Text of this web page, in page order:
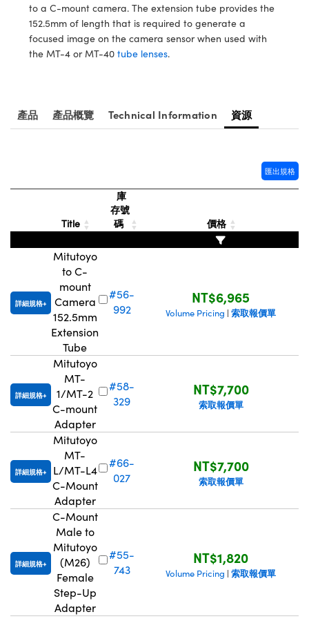
and Couplers | 中繼鏡或耦合鏡
Direct Microscopes | 袖珍顯微鏡
| 模擬相機
Labs™
Components | SCHOTT 光
(UFI)
to a C-mount camera. The extension tube provides the
152.5mm of length that is required to generate a
focused image on the camera sensor when used with
the MT-4 or MT-40 tube lenses.
產品 產品概覽 Technical Information 資源
匯出規格
Title
庫
存號
碼
價格
詳細規格
Mitutoyo
to C-
mount
Camera
152.5mm
Extension
Tube
#56-
992
NT$6,965
Volume Pricing | 索取報價單
詳細規格
Mitutoyo
MT-
1/MT-2
C-mount
Adapter
#58-
329
NT$7,700
索取報價單
詳細規格
Mitutoyo
MT-
L/MT-L4
C-Mount
Adapter
#66-
027
NT$7,700
索取報價單
詳細規格
C-Mount
Male to
Mitutoyo
(M26)
Female
Step-Up
Adapter
#55-
743
NT$1,820
Volume Pricing | 索取報價單